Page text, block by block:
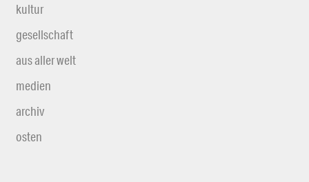
kultur
gesellschaft
aus aller welt
medien
archiv
osten